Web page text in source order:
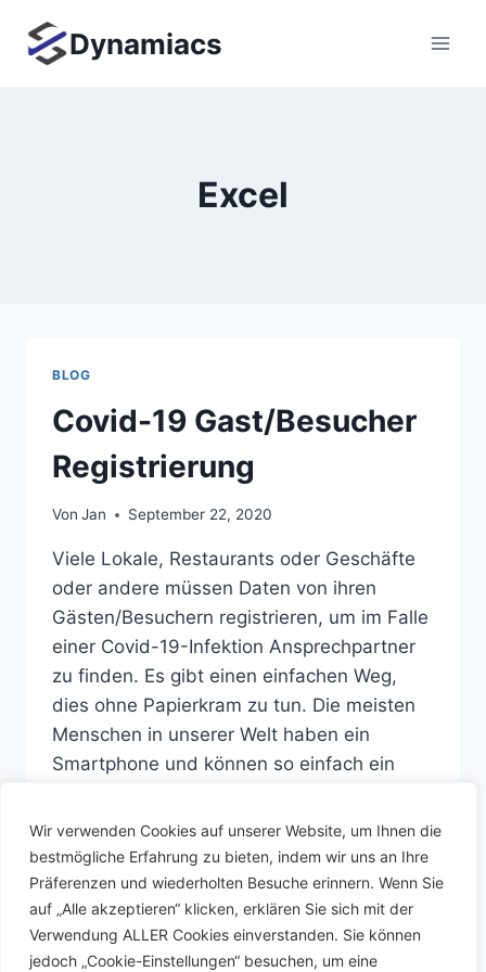
Wir verwenden Cookies auf unserer Website, um Ihnen die
bestmögliche Erfahrung zu bieten, indem wir uns an Ihre
Präferenzen und wiederholten Besuche erinnern. Wenn Sie
auf „Alle akzeptieren“ klicken, erklären Sie sich mit der
Verwendung ALLER Cookies einverstanden. Sie können
jedoch „Cookie-Einstellungen“ besuchen, um eine
Inhalt
springen
Dynamiacs
Excel
BLOG
Covid-19 Gast/Besucher
Registrierung
Von Jan September 22, 2020
Viele Lokale, Restaurants oder Geschäfte
oder andere müssen Daten von ihren
Gästen/Besuchern registrieren, um im Falle
einer Covid-19-Infektion Ansprechpartner
zu finden. Es gibt einen einfachen Weg,
dies ohne Papierkram zu tun. Die meisten
Menschen in unserer Welt haben ein
Smartphone und können so einfach ein
ausfüllen lassen: Um dieses
Anmeldeformular zu erstellen,…
WEITERLESEN
COVID-
19
GAST/BESUCHER
REGISTRIERUNG